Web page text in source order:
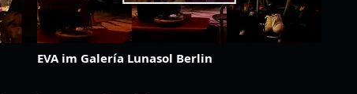
EVA im Galería Lunasol Berlin